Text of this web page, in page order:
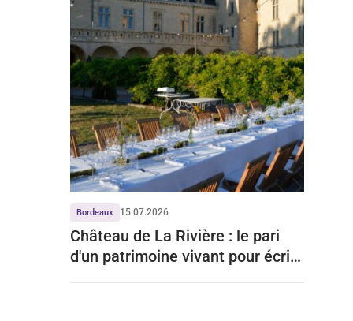
Bordeaux 15.07.2026
Château de La Rivière : le pari
d'un patrimoine vivant pour écrire